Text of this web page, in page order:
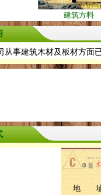
建筑方料
事建筑木材及板材方面
地 址